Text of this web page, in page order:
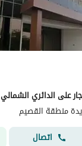
على الدائري الشمالي
منطقة القصيم
اتصال